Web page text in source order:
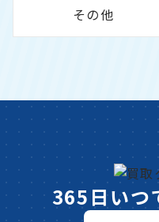
その他
365日いつ